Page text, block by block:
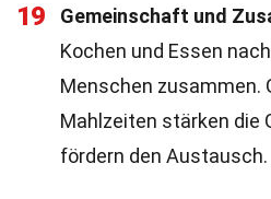
19
Gemeinschaft und
Kochen und Essen
Menschen zusammen.
Mahlzeiten stärken die
fördern den Austausch.